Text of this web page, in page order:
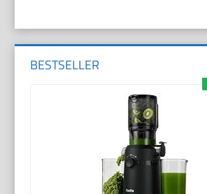
BESTSELLER